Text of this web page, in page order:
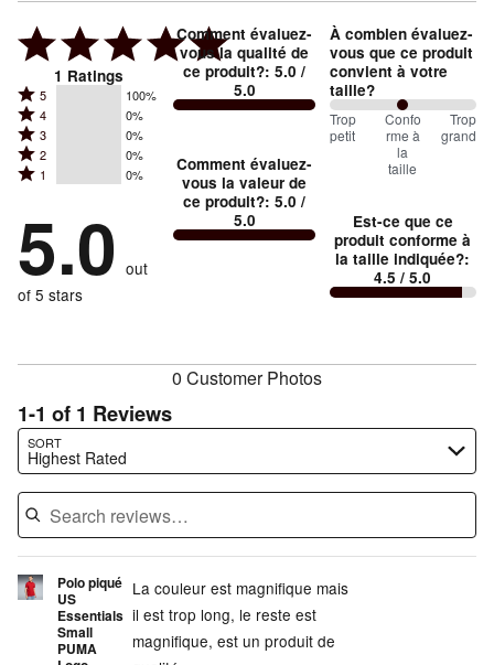
1 Ratings
Rated
5
stars
by
of
reviewers
5 100%
Rated
4
stars
by
of
reviewers
4 0%
Rated
3
stars
0%
of
reviewers
3 0%
Rated
2
by
0%
of
reviewers
2 0%
Rated
stars
by
0%
of
1 0%
5.0 out
of 5 stars
Comment évaluez-
vous la qualité de
ce produit?:5.0 /
5.0
Comment évaluez-
vous la valeur de
ce produit?:5.0 /
5.0
À combien évaluez-
vous que ce produit
convient à votre
taille?
100
between
and
Conforme
à
Trop
petit
Confo
rme à
la
taille
Trop
grand
Est-ce que ce
produit conforme à
la taille indiquée?:
4.5 / 5.0
0 Customer Photos
1-1 of 1 Reviews
SORT
Highest Rated
Search reviews…
Polo piqué
US
Essentials
Small
PUMA
La couleur est magnifique mais
il est trop long, le reste est
magnifique, est un produit de